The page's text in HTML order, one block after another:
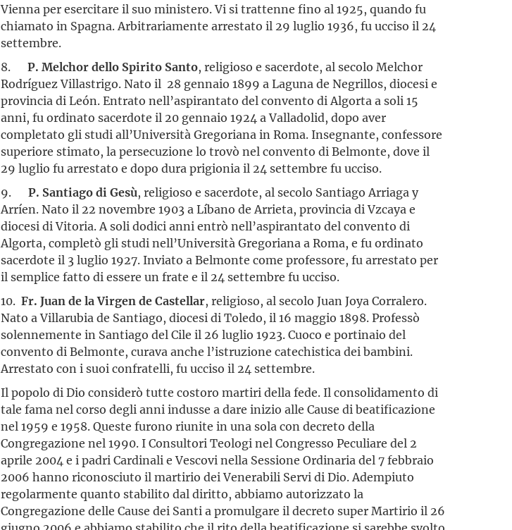
Vienna per esercitare il suo ministero. Vi si trattenne fino al 1925, quando fu
chiamato in Spagna. Arbitrariamente arrestato il 29 luglio 1936, fu ucciso il 24
settembre.
8.
P. Melchor dello Spirito Santo, religioso e sacerdote, al secolo Melchor
Rodríguez Villastrigo. Nato il 28 gennaio 1899 a Laguna de Negrillos, diocesi e
provincia di León. Entrato nell’aspirantato del convento di Algorta a soli 15
anni, fu ordinato sacerdote il 20 gennaio 1924 a Valladolid, dopo aver
completato gli studi all’Università Gregoriana in Roma. Insegnante, confessore
superiore stimato, la persecuzione lo trovò nel convento di Belmonte, dove il
29 luglio fu arrestato e dopo dura prigionia il 24 settembre fu ucciso.
9.
P. Santiago di Gesù, religioso e sacerdote, al secolo Santiago Arriaga y
Arríen. Nato il 22 novembre 1903 a Líbano de Arrieta, provincia di Vzcaya e
diocesi di Vitoria. A soli dodici anni entrò nell’aspirantato del convento di
Algorta, completò gli studi nell’Università Gregoriana a Roma, e fu ordinato
sacerdote il 3 luglio 1927. Inviato a Belmonte come professore, fu arrestato per
il semplice fatto di essere un frate e il 24 settembre fu ucciso.
10. Fr. Juan de la Virgen de Castellar, religioso, al secolo Juan Joya Corralero.
Nato a Villarubia de Santiago, diocesi di Toledo, il 16 maggio 1898. Professò
solennemente in Santiago del Cile il 26 luglio 1923. Cuoco e portinaio del
convento di Belmonte, curava anche l’istruzione catechistica dei bambini.
Arrestato con i suoi confratelli, fu ucciso il 24 settembre.
Il popolo di Dio considerò tutte costoro martiri della fede. Il consolidamento di
tale fama nel corso degli anni indusse a dare inizio alle Cause di beatificazione
nel 1959 e 1958. Queste furono riunite in una sola con decreto della
Congregazione nel 1990. I Consultori Teologi nel Congresso Peculiare del 2
aprile 2004 e i padri Cardinali e Vescovi nella Sessione Ordinaria del 7 febbraio
2006 hanno riconosciuto il martirio dei Venerabili Servi di Dio. Adempiuto
regolarmente quanto stabilito dal diritto, abbiamo autorizzato la
Congregazione delle Cause dei Santi a promulgare il decreto super Martirio il 26